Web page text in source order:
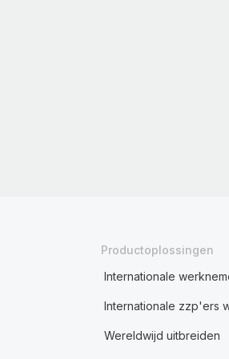
Productoplossingen
Internationale
Internationale zzp'ers
Wereldwijd uitbreiden